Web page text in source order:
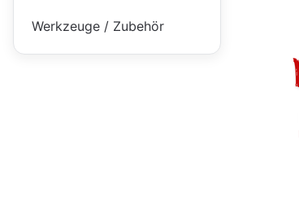
Werkzeuge / Zubehör